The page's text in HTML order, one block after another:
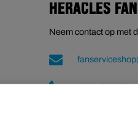
HERACLES
Neem contact op met
0546-817070
0546-807023